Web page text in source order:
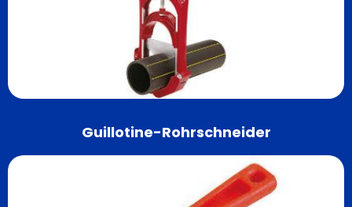
Guillotine-Rohrschneider